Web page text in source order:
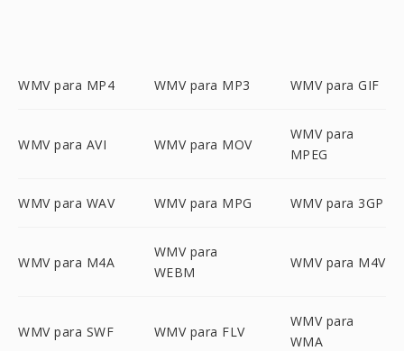
WMV para MP4 WMV para MP3 WMV para GIF
WMV para AVI WMV para MOV
WMV para
MPEG
WMV para WAV WMV para MPG WMV para 3GP
WMV para M4A
WMV para
WEBM
WMV para M4V
WMV para SWF WMV para FLV
WMV para
WMA